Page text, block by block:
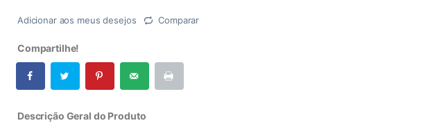
Adicionar aos meus desejos Comparar
Compartilhe!
Descrição Geral do Produto